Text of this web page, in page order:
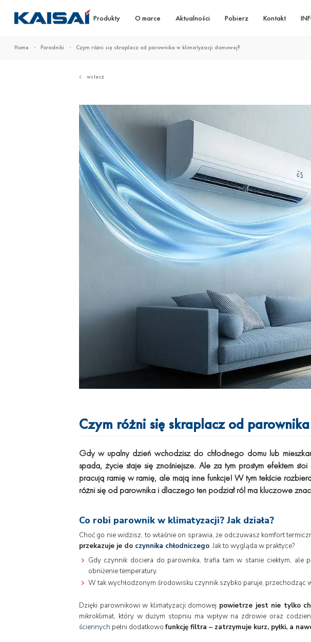
Produkty O marce Aktualności Pobierz Kontakt
Home Poradniki Czym różni się skraplacz od parownika w klimatyzacji domowej?
wstecz
Czym różni się skraplacz od
Gdy w upalny dzień wchodzisz do chłodnego domu lub
spada, życie staje się znośniejsze. Ale za tym prostym efektem
pracują ramię w ramię, ale mają inne funkcje! W tym tekście
różni się od parownika i dlaczego ten podział ról ma kluczowe
Co robi parownik w klimatyzacji? Jak działa?
Choć go nie widzisz, to właśnie on sprawia, że odczuwasz komfort
przekazuje je do czynnika chłodniczego. Jak to wygląda w praktyce?
Gdy czynnik dociera do parownika, trafia tam w stanie ciekłym, ale
obniżenie temperatury.
W tak wychłodzonym środowisku czynnik szybko paruje, przechodząc
Dzięki parownikowi w klimatyzacji domowej powietrze jest nie tylko
mikroklimat, który w dużym stopniu ma wpływ na zdrowie oraz
ściennych pełni dodatkowofunkcję filtra – zatrzymuje kurz, pyłki, a